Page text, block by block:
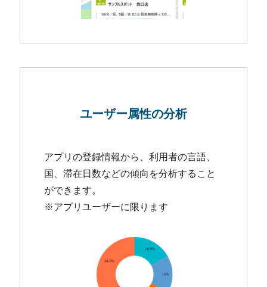
ユーザー属性の分析
アプリの登録情報から、利用者の言語、
国、滞在日数などの傾向を分析すること
ができます。
※アプリユーザーに限ります